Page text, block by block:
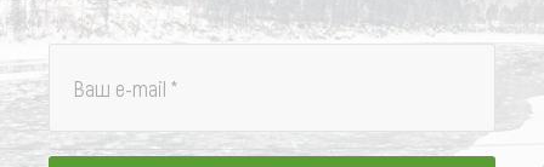
Ваш e-mail *